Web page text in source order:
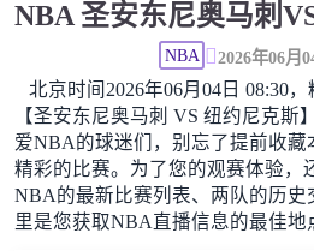
篮球直播
篮球视频
足球新闻
篮球新闻
NBA 2026年06月
北京时间2026年06月04日 08:30
【圣安东尼奥马刺 VS 纽约尼克斯
爱NBA的球迷们，别忘了提前收藏
精彩的比赛。为了您的观赛体验，
NBA的最新比赛列表、两队的历史
里是您获取NBA直播信息的最佳地